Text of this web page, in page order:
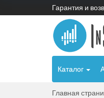
Гарантия и
Каталог
Главная